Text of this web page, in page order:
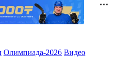
Олимпиада-2026 Видео